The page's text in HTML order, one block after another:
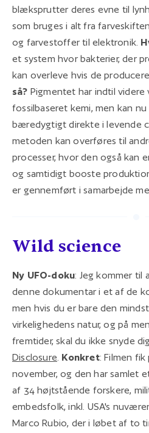
blæksprutter deres evne til
som bruges i alt fra
og farvestoffer til elektronik.
et system hvor bakterier, der
kan overleve hvis de
så? Pigmentet har indtil
fossilbaseret kemi, men kan
bæredygtigt direkte i levende
metoden kan overføres til
processer, hvor den også kan
og samtidigt booste
er gennemført i samarbejde
Wild science
Ny UFO-doku: Jeg kommer til
denne dokumentar i et af de
men hvis du er bare den
virkelighedens natur, og på
fremtider, skal du ikke snyde
Disclosure. Konkret: Filmen fik
november, og den har samlet
af 34 højtstående forskere,
embedsfolk, inkl. USA's
Marco Rubio, der i løbet af to